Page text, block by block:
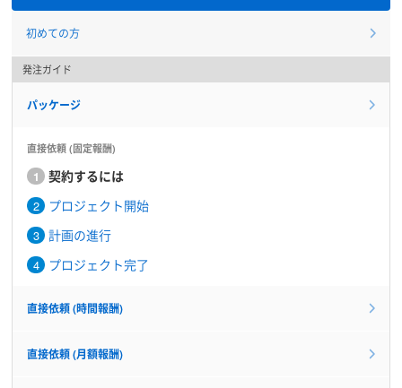
初めての方
発注ガイド
パッケージ
直接依頼 (固定報酬)
契約するには
プロジェクト開始
計画の進行
プロジェクト完了
直接依頼 (時間報酬)
直接依頼 (月額報酬)